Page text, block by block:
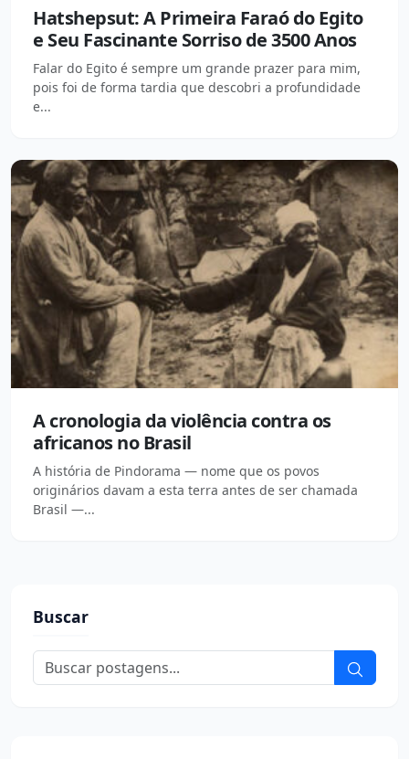
Hatshepsut: A Primeira Faraó do Egito
e Seu Fascinante Sorriso de 3500 Anos
Falar do Egito é sempre um grande prazer para mim,
pois foi de forma tardia que descobri a profundidade
e...
A cronologia da violência contra os
africanos no Brasil
A história de Pindorama — nome que os povos
originários davam a esta terra antes de ser chamada
Brasil —...
Buscar